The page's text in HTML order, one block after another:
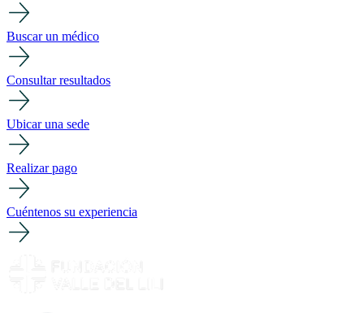
Buscar un médico
Consultar resultados
Ubicar una sede
Realizar pago
Cuéntenos su experiencia